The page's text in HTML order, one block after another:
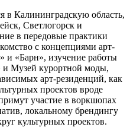
в Калининградскую область,
Светлогорск и
в передовые практики
с концепциями арт-
и «Барн», изучение работы
Музей курортной моды,
арт-резиденций, как
проектов вроде
участие в воркшопах
локальному брендингу
культурных проектов.